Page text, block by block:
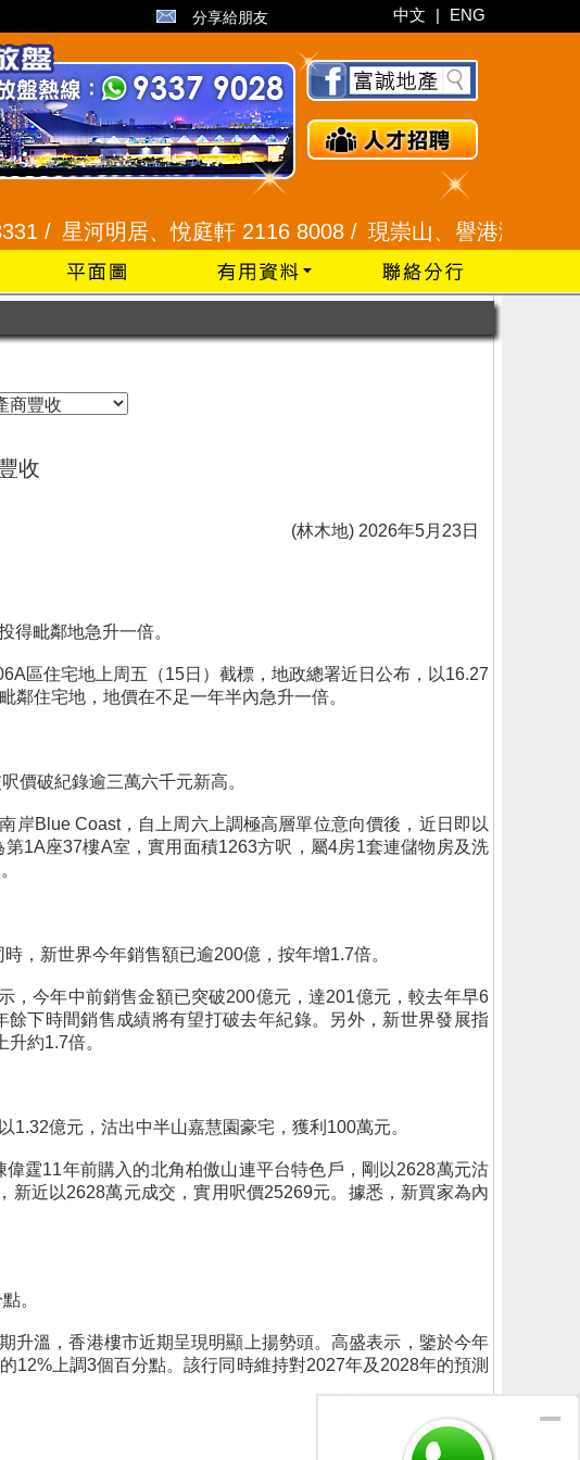
分享給朋友 中文 | ENG
/星河明居、悅庭軒 2116 8008 /現崇山、譽港灣 2345
收
(林木地) 2026年5月23日
得毗鄰地急升一倍。
區住宅地上周五（15日）截標，地政總署近日公布，以16.27
住宅地，地價在不足一年半內急升一倍。
價破紀錄逾三萬六千元新高。
岸Blue Coast，自上周六上調極高層單位意向價後，近日即以
1A座37樓A室，實用面積1263方呎，屬4房1套連儲物房及洗
，新世界今年銷售額已逾200億，按年增1.7倍。
，今年中前銷售金額已突破200億元，達201億元，較去年早6
下時間銷售成績將有望打破去年紀錄。另外，新世界發展指
約1.7倍。
億元，沽出中半山嘉慧園豪宅，獲利100萬元。
霆11年前購入的北角柏傲山連平台特色戶，剛以2628萬元沽
近以2628萬元成交，實用呎價25269元。據悉，新買家為內
。
升溫，香港樓市近期呈現明顯上揚勢頭。高盛表示，鑒於今年
12%上調3個百分點。該行同時維持對2027年及2028年的預測